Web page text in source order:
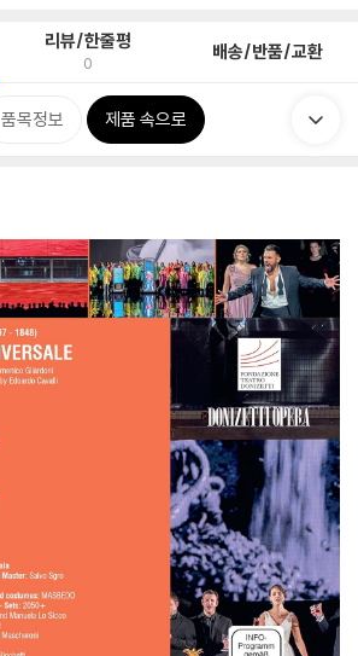
리뷰/한줄평
0 배송/반품/교환
품목정보 제품 속으로